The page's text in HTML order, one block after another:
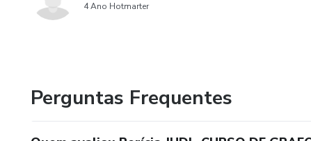
4 Ano Hotmarter
Perguntas Frequentes